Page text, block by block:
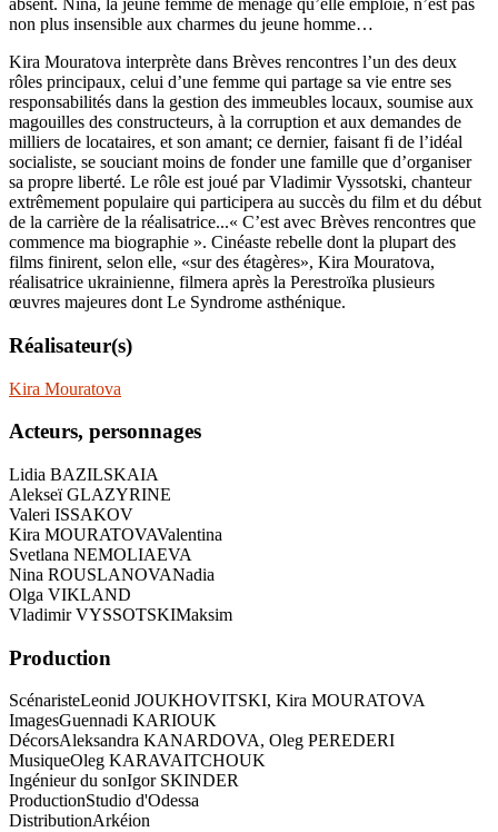
absent. Nina, la jeune femme de ménage qu’elle emploie, n’est pas
non plus insensible aux charmes du jeune homme…
Kira Mouratova interprète dans Brèves rencontres l’un des deux
rôles principaux, celui d’une femme qui partage sa vie entre ses
responsabilités dans la gestion des immeubles locaux, soumise aux
magouilles des constructeurs, à la corruption et aux demandes de
milliers de locataires, et son amant; ce dernier, faisant fi de l’idéal
socialiste, se souciant moins de fonder une famille que d’organiser
sa propre liberté. Le rôle est joué par Vladimir Vyssotski, chanteur
extrêmement populaire qui participera au succès du film et du début
de la carrière de la réalisatrice...« C’est avec Brèves rencontres que
commence ma biographie ». Cinéaste rebelle dont la plupart des
films finirent, selon elle, «sur des étagères», Kira Mouratova,
réalisatrice ukrainienne, filmera après la Perestroïka plusieurs
œuvres majeures dont Le Syndrome asthénique.
Réalisateur(s)
Kira Mouratova
Acteurs, personnages
Lidia BAZILSKAIA
Alekseï GLAZYRINE
Valeri ISSAKOV
Kira MOURATOVAValentina
Svetlana NEMOLIAEVA
Nina ROUSLANOVANadia
Olga VIKLAND
Vladimir VYSSOTSKIMaksim
Production
ScénaristeLeonid JOUKHOVITSKI, Kira MOURATOVA
ImagesGuennadi KARIOUK
DécorsAleksandra KANARDOVA, Oleg PEREDERI
MusiqueOleg KARAVAITCHOUK
Ingénieur du sonIgor SKINDER
ProductionStudio d'Odessa
DistributionArkéion